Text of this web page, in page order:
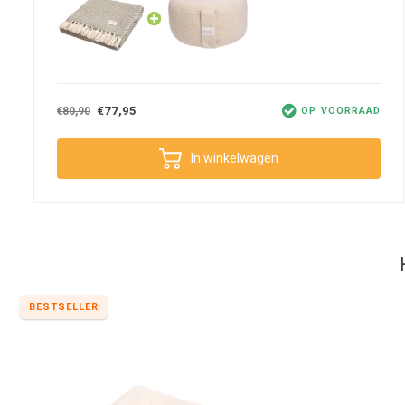
geproduceerd worden. Zo ook deze visgraat yoga deken van
luxe yoga- en meditatie-artikelen in het assortiment zoals
Behandel je deken met zorg, dan blijft hij lang mooi en fris: was
wolprogramma en houd het toerental laag (maximaal 800).
vergelijkbare kleuren. Laat hem na het wassen aan de lucht
materiaal te voorkomen.
Wil je, naast je yogadeken, al je yoga- items comfortabel én
€80,90 €77,95 OP VOORRAAD
In winkelwagen
BESTSELLER